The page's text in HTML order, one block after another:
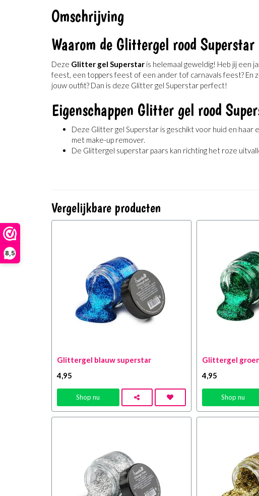
8,5
Omschrijving
Waarom de Glittergel rood Superstar
Deze Glitter gel Superstar is helemaal geweldig! Heb jij een
feest, een toppers feest of een ander tof carnavals feest? En
jouw outfit? Dan is deze Glitter gel Superstar perfect!
Eigenschappen Glitter gel rood
Deze Glitter gel Superstar is geschikt voor huid en haar
met make-up remover.
De Glittergel superstar paars kan richting het roze
Vergelijkbare producten
Glittergel blauw superstar
4 ,95
Shop nu
Glittergel
4 ,95
Shop nu